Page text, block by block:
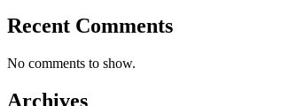
Recent Comments
No comments to show.
Archives